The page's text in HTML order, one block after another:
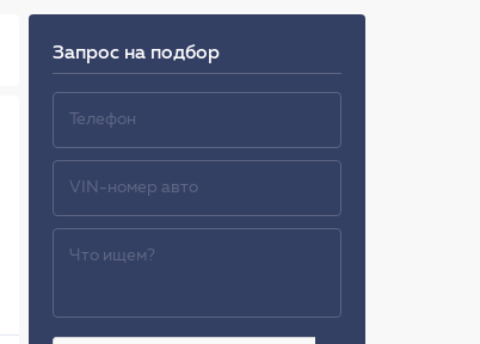
Запрос на подбор